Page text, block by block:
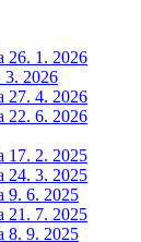
26. 1. 2026
3. 2026
27. 4. 2026
22. 6. 2026
17. 2. 2025
24. 3. 2025
9. 6. 2025
21. 7. 2025
8. 9. 2025